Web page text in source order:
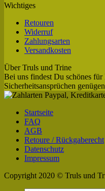
Wichtiges
Retouren
Widerruf
Zahlungsarten
Versandkosten
Über Truls und Trine
Bei uns findest Du schönes
Sicherheitsansprüchen
Startseite
FAQ
AGB
Retoure / Rückgaberecht
Datenschutz
Impressum
Copyright 2020 © Truls und